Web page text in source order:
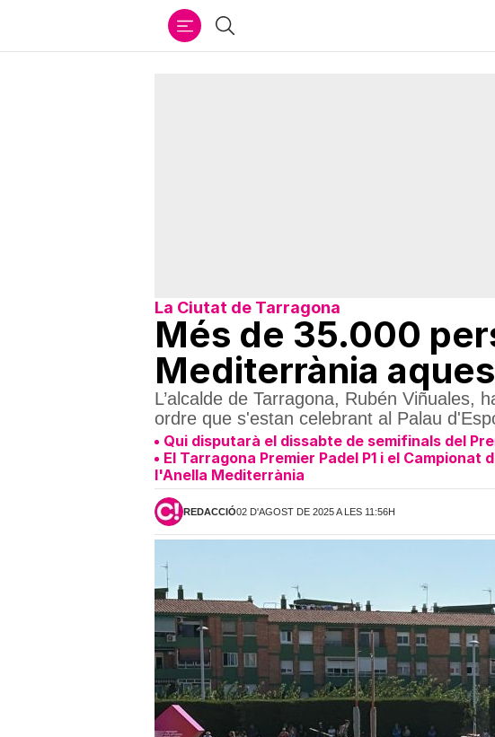
Cercar
La Ciutat de Tarragona
Més de 35.000
Mediterrània
L’alcalde de Tarragona, Rubén
ordre que s'estan celebrant al Palau
Qui disputarà el dissabte de semifinals del
El Tarragona Premier Padel P1 i el
l'Anella Mediterrània
REDACCIÓ02 D'AGOST DE 2025 A LES 11:56H